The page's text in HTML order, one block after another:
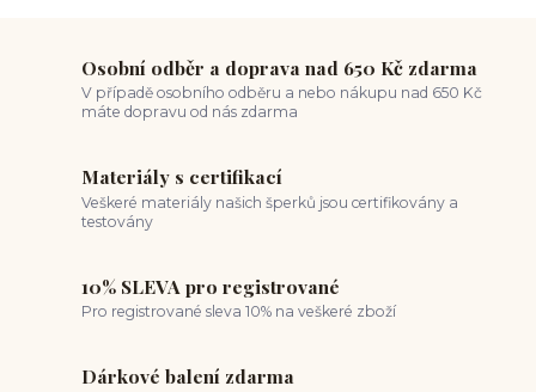
Osobní odběr a doprava nad 650 Kč zdarma
V případě osobního odběru a nebo nákupu nad 650 Kč
máte dopravu od nás zdarma
Materiály s certifikací
Veškeré materiály našich šperků jsou certifikovány a
testovány
10% SLEVA pro registrované
Pro registrované sleva 10% na veškeré zboží
Dárkové balení zdarma